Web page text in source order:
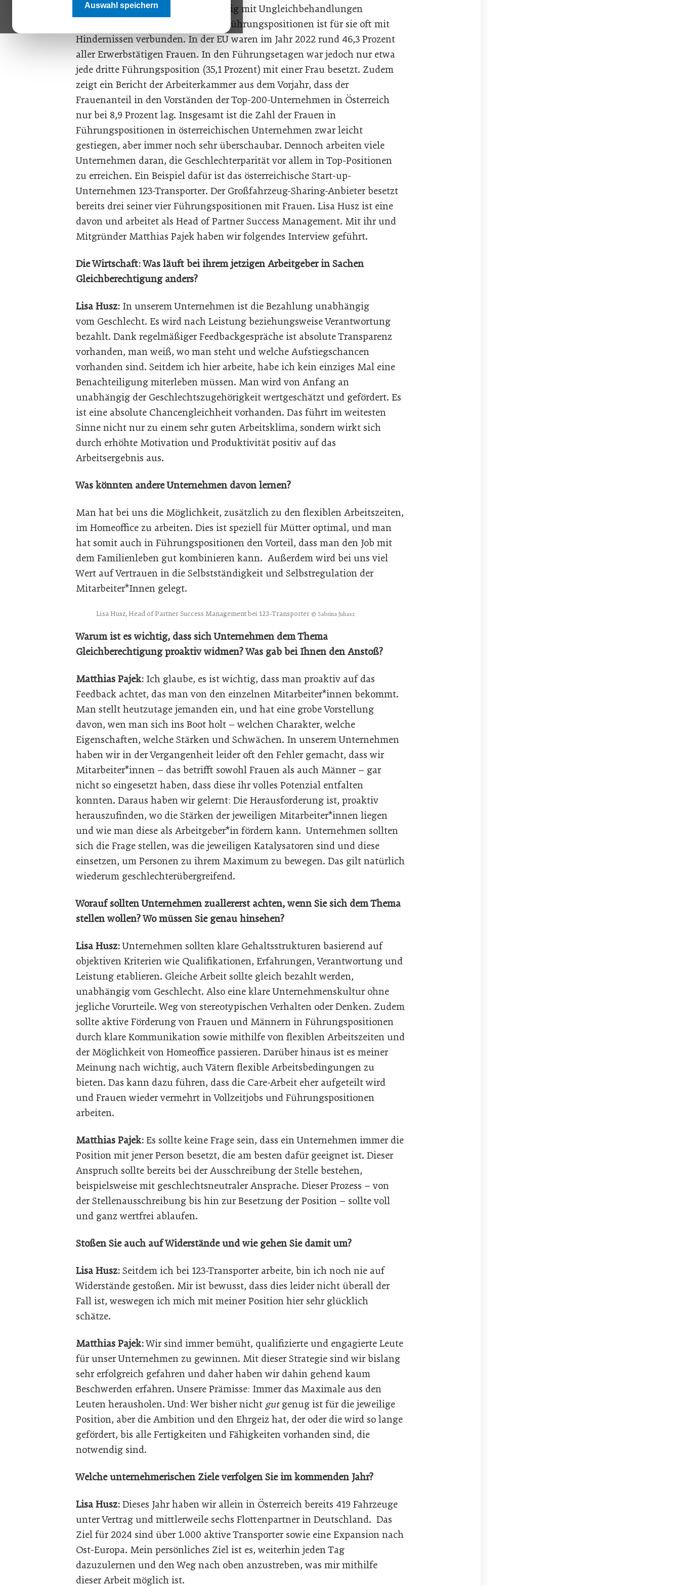
Auswahl speichern
Frauen sind in der Arbeitswelt häufig mit Ungleichbehandlungen
konfrontiert, auch der Aufstieg in Führungspositionen ist für sie oft mit
Hindernissen verbunden. In der EU waren im Jahr 2022 rund 46,3 Prozent
aller Erwerbstätigen Frauen. In den Führungsetagen war jedoch nur etwa
jede dritte Führungsposition (35,1 Prozent) mit einer Frau besetzt. Zudem
zeigt ein Bericht der Arbeiterkammer aus dem Vorjahr, dass der
Frauenanteil in den Vorständen der Top-200-Unternehmen in Österreich
nur bei 8,9 Prozent lag. Insgesamt ist die Zahl der Frauen in
Führungspositionen in österreichischen Unternehmen zwar leicht
gestiegen, aber immer noch sehr überschaubar. Dennoch arbeiten viele
Unternehmen daran, die Geschlechterparität vor allem in Top-Positionen
zu erreichen. Ein Beispiel dafür ist das österreichische Start-up-
Unternehmen 123-Transporter. Der Großfahrzeug-Sharing-Anbieter besetzt
bereits drei seiner vier Führungspositionen mit Frauen. Lisa Husz ist eine
davon und arbeitet als Head of Partner Success Management. Mit ihr und
Mitgründer Matthias Pajek haben wir folgendes Interview geführt.
Die Wirtschaft: Was läuft bei ihrem jetzigen Arbeitgeber in Sachen
Gleichberechtigung anders?
Lisa Husz: In unserem Unternehmen ist die Bezahlung unabhängig
vom Geschlecht. Es wird nach Leistung beziehungsweise Verantwortung
bezahlt. Dank regelmäßiger Feedbackgespräche ist absolute Transparenz
vorhanden, man weiß, wo man steht und welche Aufstiegschancen
vorhanden sind. Seitdem ich hier arbeite, habe ich kein einziges Mal eine
Benachteiligung miterleben müssen. Man wird von Anfang an
unabhängig der Geschlechtszugehörigkeit wertgeschätzt und gefördert. Es
ist eine absolute Chancengleichheit vorhanden. Das führt im weitesten
Sinne nicht nur zu einem sehr guten Arbeitsklima, sondern wirkt sich
durch erhöhte Motivation und Produktivität positiv auf das
Arbeitsergebnis aus.
Was könnten andere Unternehmen davon lernen?
Man hat bei uns die Möglichkeit, zusätzlich zu den flexiblen Arbeitszeiten,
im Homeoffice zu arbeiten. Dies ist speziell für Mütter optimal, und man
hat somit auch in Führungspositionen den Vorteil, dass man den Job mit
dem Familienleben gut kombinieren kann. Außerdem wird bei uns viel
Wert auf Vertrauen in die Selbstständigkeit und Selbstregulation der
Mitarbeiter*Innen gelegt.
Lisa Husz, Head of Partner Success Management bei 123-Transporter © Sabrina Juhasz
Warum ist es wichtig, dass sich Unternehmen dem Thema
Gleichberechtigung proaktiv widmen? Was gab bei Ihnen den Anstoß?
Matthias Pajek: Ich glaube, es ist wichtig, dass man proaktiv auf das
Feedback achtet, das man von den einzelnen Mitarbeiter*innen bekommt.
Man stellt heutzutage jemanden ein, und hat eine grobe Vorstellung
davon, wen man sich ins Boot holt – welchen Charakter, welche
Eigenschaften, welche Stärken und Schwächen. In unserem Unternehmen
haben wir in der Vergangenheit leider oft den Fehler gemacht, dass wir
Mitarbeiter*innen – das betrifft sowohl Frauen als auch Männer – gar
nicht so eingesetzt haben, dass diese ihr volles Potenzial entfalten
konnten. Daraus haben wir gelernt: Die Herausforderung ist, proaktiv
herauszufinden, wo die Stärken der jeweiligen Mitarbeiter*innen liegen
und wie man diese als Arbeitgeber*in fördern kann. Unternehmen sollten
sich die Frage stellen, was die jeweiligen Katalysatoren sind und diese
einsetzen, um Personen zu ihrem Maximum zu bewegen. Das gilt natürlich
wiederum geschlechterübergreifend.
Worauf sollten Unternehmen zuallererst achten, wenn Sie sich dem Thema
stellen wollen? Wo müssen Sie genau hinsehen?
Lisa Husz:Unternehmen sollten klare Gehaltsstrukturen basierend auf
objektiven Kriterien wie Qualifikationen, Erfahrungen, Verantwortung und
Leistung etablieren. Gleiche Arbeit sollte gleich bezahlt werden,
unabhängig vom Geschlecht. Also eine klare Unternehmenskultur ohne
jegliche Vorurteile. Weg von stereotypischen Verhalten oder Denken. Zudem
sollte aktive Förderung von Frauen und Männern in Führungspositionen
durch klare Kommunikation sowie mithilfe von flexiblen Arbeitszeiten und
der Möglichkeit von Homeoffice passieren. Darüber hinaus ist es meiner
Meinung nach wichtig, auch Vätern flexible Arbeitsbedingungen zu
bieten. Das kann dazu führen, dass die Care-Arbeit eher aufgeteilt wird
und Frauen wieder vermehrt in Vollzeitjobs und Führungspositionen
arbeiten.
Matthias Pajek: Es sollte keine Frage sein, dass ein Unternehmen immer die
Position mit jener Person besetzt, die am besten dafür geeignet ist. Dieser
Anspruch sollte bereits bei der Ausschreibung der Stelle bestehen,
beispielsweise mit geschlechtsneutraler Ansprache. Dieser Prozess – von
der Stellenausschreibung bis hin zur Besetzung der Position – sollte voll
und ganz wertfrei ablaufen.
Stoßen Sie auch auf Widerstände und wie gehen Sie damit um?
Lisa Husz: Seitdem ich bei 123-Transporter arbeite, bin ich noch nie auf
Widerstände gestoßen. Mir ist bewusst, dass dies leider nicht überall der
Fall ist, weswegen ich mich mit meiner Position hier sehr glücklich
schätze.
Matthias Pajek:Wir sind immer bemüht, qualifizierte und engagierte Leute
für unser Unternehmen zu gewinnen. Mit dieser Strategie sind wir bislang
sehr erfolgreich gefahren und daher haben wir dahin gehend kaum
Beschwerden erfahren. Unsere Prämisse: Immer das Maximale aus den
Leuten herausholen. Und: Wer bisher nicht gutgenug ist für die jeweilige
Position, aber die Ambition und den Ehrgeiz hat, der oder die wird so lange
gefördert, bis alle Fertigkeiten und Fähigkeiten vorhanden sind, die
notwendig sind.
Welche unternehmerischen Ziele verfolgen Sie im kommenden Jahr?
Lisa Husz: Dieses Jahr haben wir allein in Österreich bereits 419 Fahrzeuge
unter Vertrag und mittlerweile sechs Flottenpartner in Deutschland. Das
Ziel für 2024 sind über 1.000 aktive Transporter sowie eine Expansion nach
Ost-Europa. Mein persönliches Ziel ist es, weiterhin jeden Tag
dazuzulernen und den Weg nach oben anzustreben, was mir mithilfe
dieser Arbeit möglich ist.